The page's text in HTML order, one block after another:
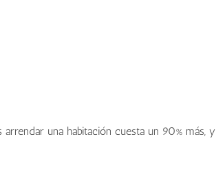
una habitación cuesta un 90% más, y